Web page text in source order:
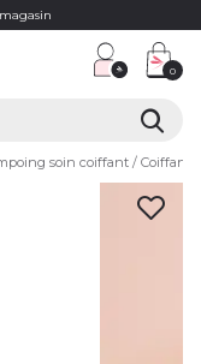
0
soin coiffant Coiffant